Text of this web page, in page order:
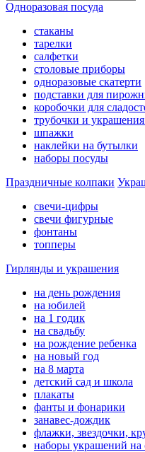
Одноразовая посуда
стаканы
тарелки
салфетки
столовые приборы
одноразовые скатерти
подставки для
коробочки для
трубочки и украшения
шпажки
наклейки на бутылки
наборы посуды
Праздничные колпаки
свечи-цифры
свечи фигурные
фонтаны
топперы
Гирлянды и украшения
на день рождения
на юбилей
на 1 годик
на свадьбу
на рождение ребенка
на новый год
на 8 марта
детский сад и школа
плакаты
фанты и фонарики
занавес-дождик
флажки, звездочки,
наборы украшений на